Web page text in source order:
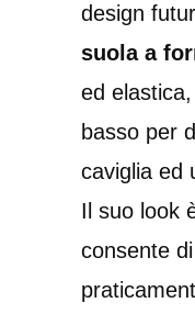
design
suola a
ed
basso per
caviglia ed
Il suo look
consente